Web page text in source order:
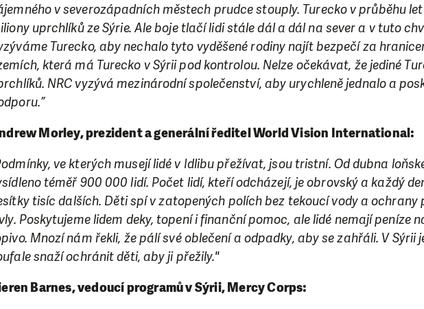
v severozápadních městech prudce stouply. Turecko v průběhu
uprchlíků ze Sýrie. Ale boje tlačí lidi stále dál a dál na sever a v tuto
Turecko, aby nechalo tyto vyděšené rodiny najít bezpečí za
která má Turecko v Sýrii pod kontrolou. Nelze očekávat, že jediné
NRC vyzývá mezinárodní společenství, aby urychleně jednalo a
Morley, prezident a generální ředitel World Vision International:
ve kterých musejí lidé v Idlibu přežívat, jsou tristní. Od dubna
téměř 900 000 lidí. Počet lidí, kteří odcházejí, je obrovský a každý
tisíc dalších. Děti spí v zatopených polích bez tekoucí vody a ochrany
Poskytujeme lidem deky, topení i finanční pomoc, ale lidé nemají peníze
Mnozí nám řekli, že pálí své oblečení a odpadky, aby se zahřáli. V Sýrii
snaží ochránit děti, aby ji přežily."
Barnes, vedoucí programů v Sýrii, Mercy Corps:
DAROVAT DAROVAT PRAVIDELNĚ